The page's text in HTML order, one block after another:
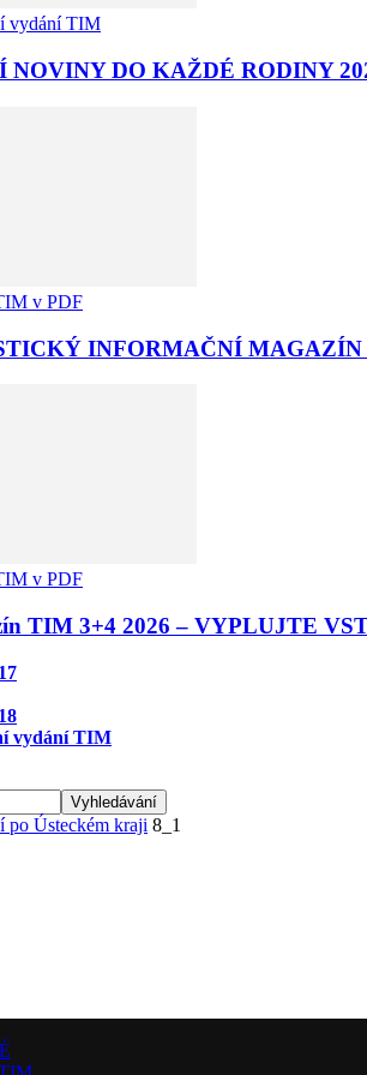
vydání TIM
NOVINY DO KAŽDÉ RODINY
v PDF
INFORMAČNÍ MAGAZÍN
v PDF
TIM 3+4 2026 – VYPLUJTE
vydání TIM
po Ústeckém kraji 8_1